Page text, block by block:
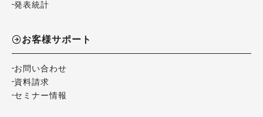
発表統計
お客様サポート
お問い合わせ
資料請求
セミナー情報